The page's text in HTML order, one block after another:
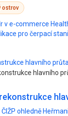
ostrov
v e-commerce
pro čerpací
hlavního
ohledně